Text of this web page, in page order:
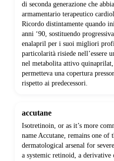
di seconda generazione che
armamentario terapeutico
Ricordo distintamente quando
anni ‘90, sostituendo
enalapril per i suoi migliori
particolarità risiede nell’essere
nel metabolita attivo
permetteva una copertura
rispetto ai predecessori.
accutane
Isotretinoin, or as it’s more
name Accutane, remains one of
dermatological arsenal for
a systemic retinoid, a